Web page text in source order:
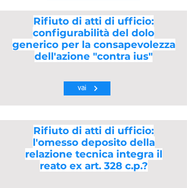
Rifiuto di atti di ufficio:
configurabilità del dolo
generico per la consapevolezza
dell'azione "contra ius"
vai
Rifiuto di atti di ufficio:
l'omesso deposito della
relazione tecnica integra il
reato ex art. 328 c.p.?